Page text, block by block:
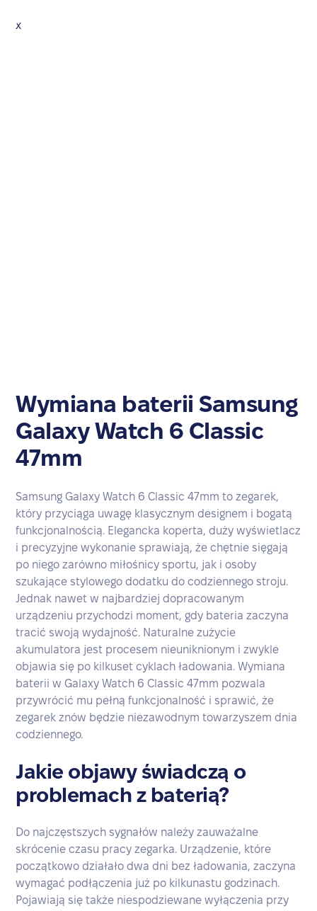
x
Wymiana baterii Samsung
Galaxy Watch 6 Classic
47mm
Samsung Galaxy Watch 6 Classic 47mm to zegarek,
który przyciąga uwagę klasycznym designem i bogatą
funkcjonalnością. Elegancka koperta, duży wyświetlacz
i precyzyjne wykonanie sprawiają, że chętnie sięgają
po niego zarówno miłośnicy sportu, jak i osoby
szukające stylowego dodatku do codziennego stroju.
Jednak nawet w najbardziej dopracowanym
urządzeniu przychodzi moment, gdy bateria zaczyna
tracić swoją wydajność. Naturalne zużycie
akumulatora jest procesem nieuniknionym i zwykle
objawia się po kilkuset cyklach ładowania. Wymiana
baterii w Galaxy Watch 6 Classic 47mm pozwala
przywrócić mu pełną funkcjonalność i sprawić, że
zegarek znów będzie niezawodnym towarzyszem dnia
codziennego.
Jakie objawy świadczą o
problemach z baterią?
Do najczęstszych sygnałów należy zauważalne
skrócenie czasu pracy zegarka. Urządzenie, które
początkowo działało dwa dni bez ładowania, zaczyna
wymagać podłączenia już po kilkunastu godzinach.
Pojawiają się także niespodziewane wyłączenia przy